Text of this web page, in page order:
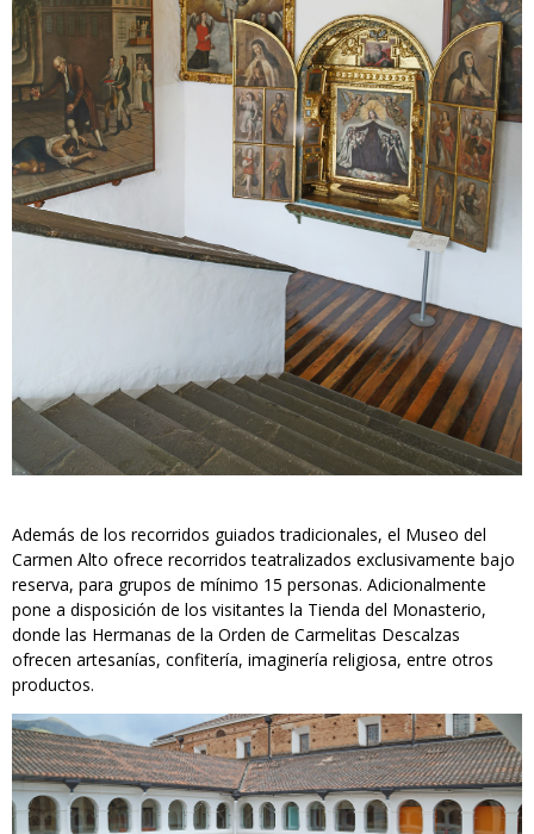
Además de los recorridos guiados tradicionales, el Museo del
Carmen Alto ofrece recorridos teatralizados exclusivamente bajo
reserva, para grupos de mínimo 15 personas. Adicionalmente
pone a disposición de los visitantes la Tienda del Monasterio,
donde las Hermanas de la Orden de Carmelitas Descalzas
ofrecen artesanías, confitería, imaginería religiosa, entre otros
productos.